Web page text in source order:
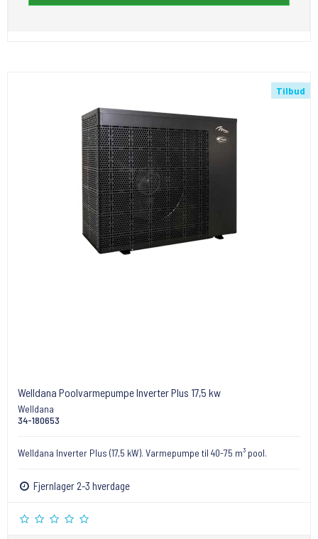
Tilbud
Welldana Poolvarmepumpe Inverter Plus 17,5 kw
Welldana
34-180653
Welldana Inverter Plus (17,5 kW). Varmepumpe til 40-75 m³ pool.
Fjernlager 2-3 hverdage